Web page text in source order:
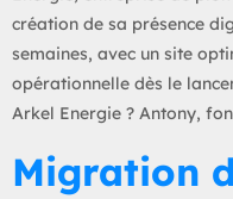
création de sa présence
semaines, avec un site
opérationnelle dès le
Arkel Energie ? Antony,
Migration